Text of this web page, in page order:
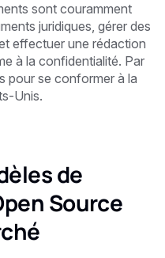
sont couramment
juridiques, gérer des
effectuer une rédaction
à la confidentialité. Par
pour se conformer à la
Unis.
de
Source